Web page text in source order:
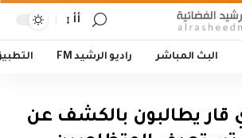
أأ
البث المباشر راديو الرشيد FM
يطالبون بالكشف عن